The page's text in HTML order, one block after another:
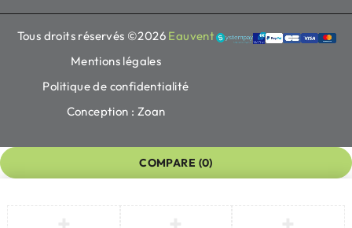
Tous droits réservés ©2026 Eauvent
Mentions légales
Politique de confidentialité
Conception : Zoan
COMPARE (0)